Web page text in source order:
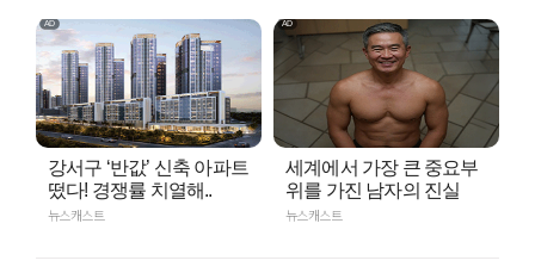
강서구 ‘반값’ 신축 아파트
떴다! 경쟁률 치열해..
뉴스캐스트
세계에서 가장 큰 중요부
위를 가진 남자의 진실
뉴스캐스트